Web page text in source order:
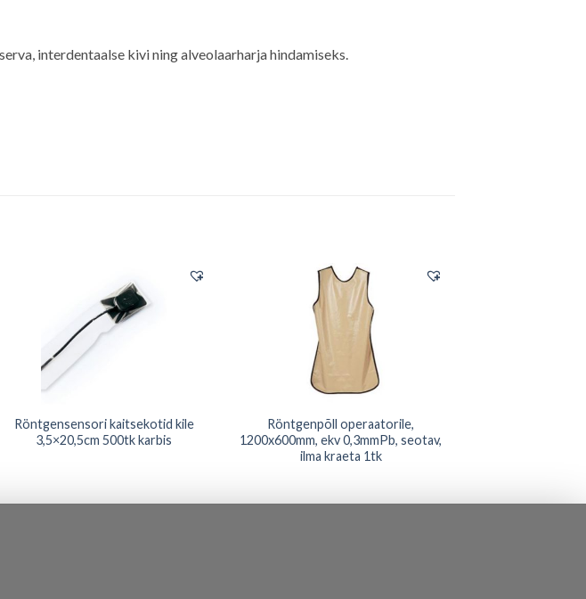
interdentaalse kivi ning alveolaarharja hindamiseks.
Röntgensensori kaitsekotid kile
3,5×20,5cm 500tk karbis
Röntgenpõll operaatorile,
1200x600mm, ekv 0,3mmPb, seotav,
ilma kraeta 1tk